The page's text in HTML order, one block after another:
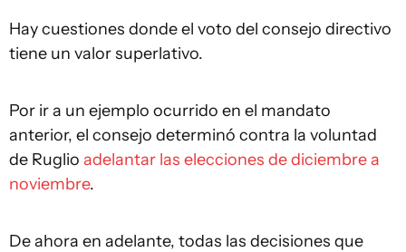
Hay cuestiones donde el voto del consejo directivo
tiene un valor superlativo.
Por ir a un ejemplo ocurrido en el mandato
anterior, el consejo determinó contra la voluntad
de Ruglio adelantar las elecciones de diciembre a
noviembre.
De ahora en adelante, todas las decisiones que